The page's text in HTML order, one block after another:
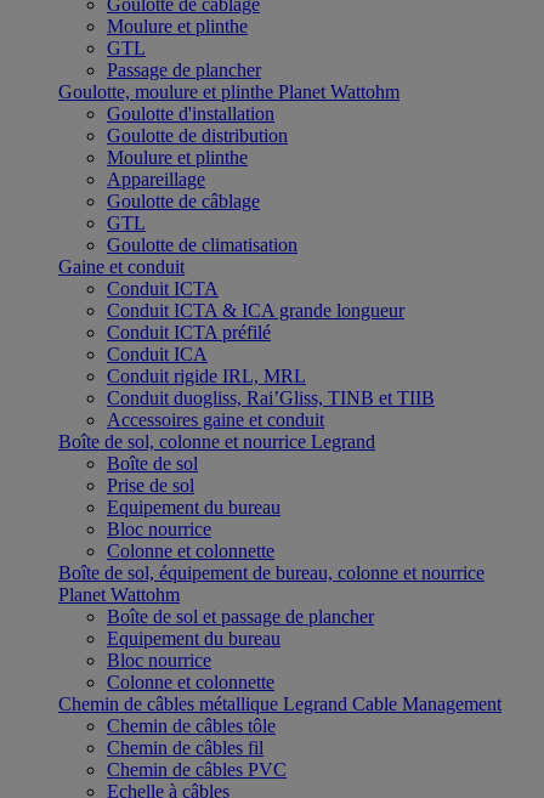
Goulotte de câblage
Moulure et plinthe
GTL
Passage de plancher
Goulotte, moulure et plinthe Planet Wattohm
Goulotte d'installation
Goulotte de distribution
Moulure et plinthe
Appareillage
Goulotte de câblage
GTL
Goulotte de climatisation
Gaine et conduit
Conduit ICTA
Conduit ICTA & ICA grande longueur
Conduit ICTA préfilé
Conduit ICA
Conduit rigide IRL, MRL
Conduit duogliss, Rai’Gliss, TINB et TIIB
Accessoires gaine et conduit
Boîte de sol, colonne et nourrice Legrand
Boîte de sol
Prise de sol
Equipement du bureau
Bloc nourrice
Colonne et colonnette
Boîte de sol, équipement de bureau, colonne et nourrice
Planet Wattohm
Boîte de sol et passage de plancher
Equipement du bureau
Bloc nourrice
Colonne et colonnette
Chemin de câbles métallique Legrand Cable Management
Chemin de câbles tôle
Chemin de câbles fil
Chemin de câbles PVC
Echelle à câbles